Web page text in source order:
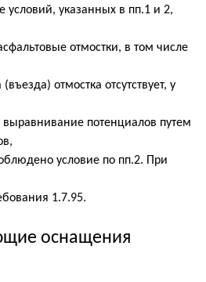
условий, указанных в пп.1 и 2,
отмостки, в том числе
отмостка отсутствует, у
потенциалов путем
условие по пп.2. При
1.7.95.
оснащения